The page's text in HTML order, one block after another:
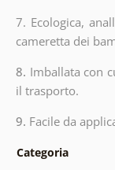
7. Ecologica,
cameretta dei
8. Imballata con
il trasporto.
9. Facile da
Categoria